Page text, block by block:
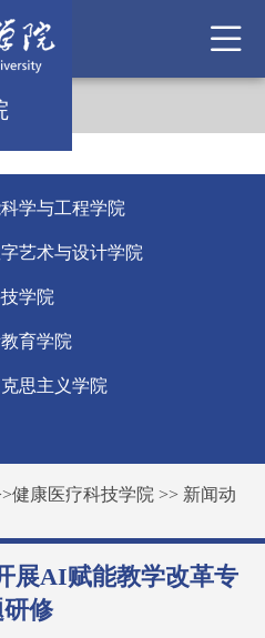
学与工程学院
艺术与设计学院
学院
育学院
思主义学院
健康医疗科技学院 >> 新闻动
展AI赋能教学改革专
研修